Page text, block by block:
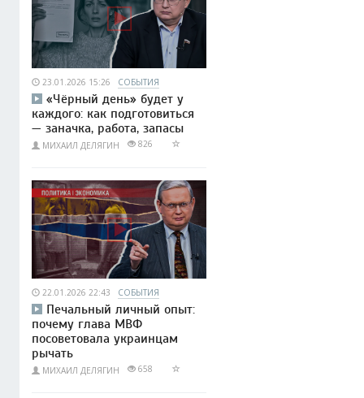
23.01.2026 15:26 СОБЫТИЯ
«Чёрный день» будет у
каждого: как подготовиться
— заначка, работа, запасы
МИХАИЛ ДЕЛЯГИН 826
22.01.2026 22:43 СОБЫТИЯ
Печальный личный опыт:
почему глава МВФ
посоветовала украинцам
рычать
МИХАИЛ ДЕЛЯГИН 658